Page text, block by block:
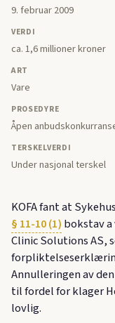
9. februar 2009
VERDI
ca. 1,6 millioner kroner
ART
Vare
PROSEDYRE
Åpen
TERSKELVERDI
Under nasjonal terskel
KOFA fant at
§ 11-10 (1) bokstav
Clinic Solutions AS,
Annulleringen av
til fordel for klager
lovlig.